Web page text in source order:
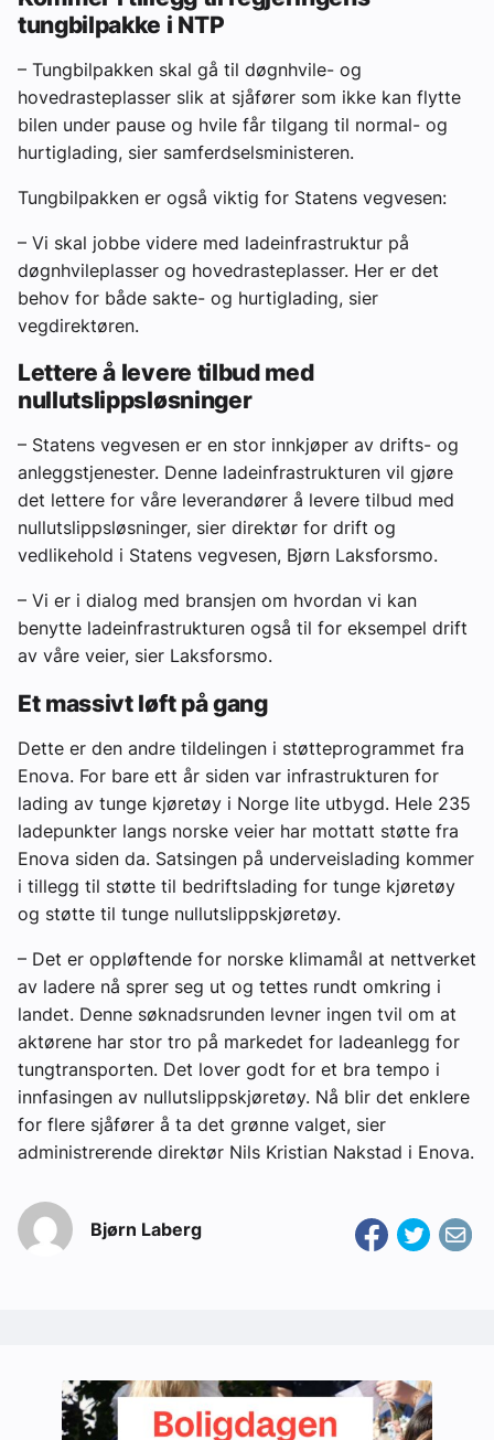
tungbilpakke i NTP
– Tungbilpakken skal gå til døgnhvile- og
hovedrasteplasser slik at sjåfører som ikke kan flytte
bilen under pause og hvile får tilgang til normal- og
hurtiglading, sier samferdselsministeren.
Tungbilpakken er også viktig for Statens vegvesen:
– Vi skal jobbe videre med ladeinfrastruktur på
døgnhvileplasser og hovedrasteplasser. Her er det
behov for både sakte- og hurtiglading, sier
vegdirektøren.
Lettere å levere tilbud med
nullutslippsløsninger
– Statens vegvesen er en stor innkjøper av drifts- og
anleggstjenester. Denne ladeinfrastrukturen vil gjøre
det lettere for våre leverandører å levere tilbud med
nullutslippsløsninger, sier direktør for drift og
vedlikehold i Statens vegvesen, Bjørn Laksforsmo.
– Vi er i dialog med bransjen om hvordan vi kan
benytte ladeinfrastrukturen også til for eksempel drift
av våre veier, sier Laksforsmo.
Et massivt løft på gang
Dette er den andre tildelingen i støtteprogrammet fra
Enova. For bare ett år siden var infrastrukturen for
lading av tunge kjøretøy i Norge lite utbygd. Hele 235
ladepunkter langs norske veier har mottatt støtte fra
Enova siden da. Satsingen på underveislading kommer
i tillegg til støtte til bedriftslading for tunge kjøretøy
og støtte til tunge nullutslippskjøretøy.
– Det er oppløftende for norske klimamål at nettverket
av ladere nå sprer seg ut og tettes rundt omkring i
landet. Denne søknadsrunden levner ingen tvil om at
aktørene har stor tro på markedet for ladeanlegg for
tungtransporten. Det lover godt for et bra tempo i
innfasingen av nullutslippskjøretøy. Nå blir det enklere
for flere sjåfører å ta det grønne valget, sier
administrerende direktør Nils Kristian Nakstad i Enova.
Bjørn Laberg